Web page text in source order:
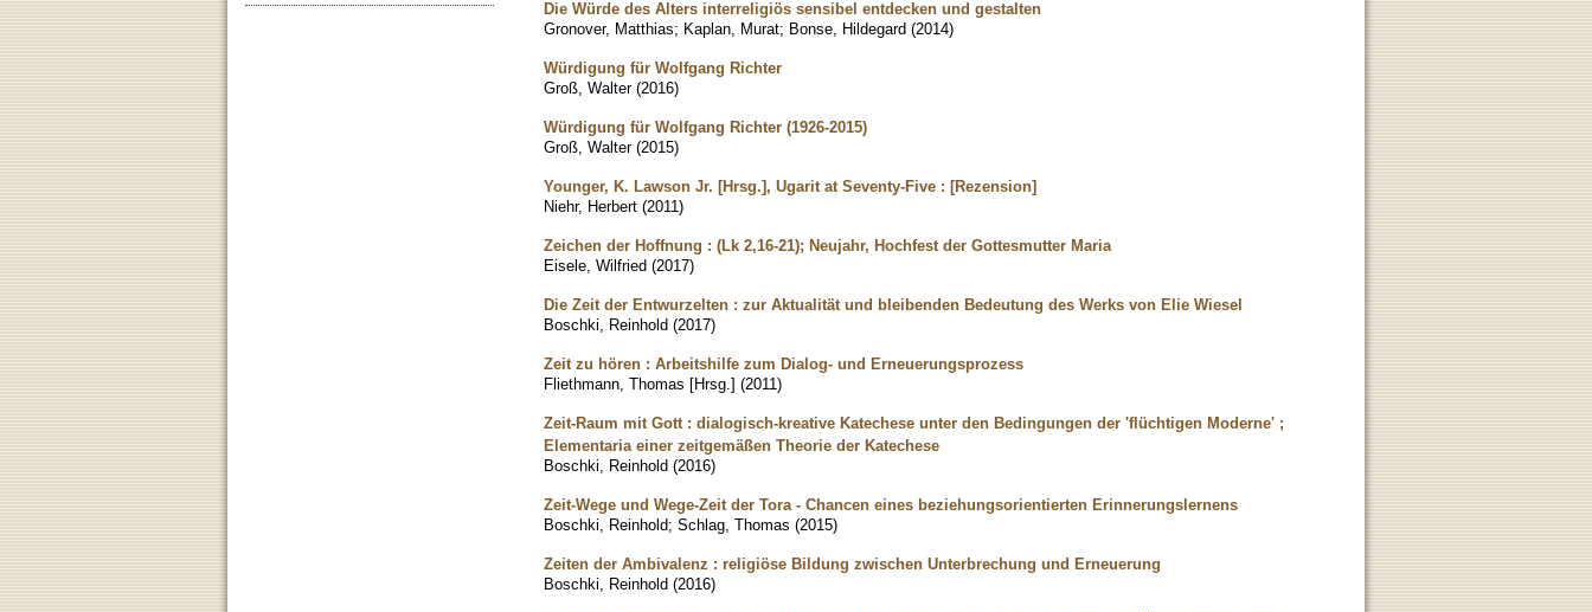
Die Würde des Alters interreligiös sensibel entdecken und gestalten
Gronover, Matthias; Kaplan, Murat; Bonse, Hildegard (2014)
Würdigung für Wolfgang Richter
Groß, Walter (2016)
Würdigung für Wolfgang Richter (1926-2015)
Groß, Walter (2015)
Younger, K. Lawson Jr. [Hrsg.], Ugarit at Seventy-Five : [Rezension]
Niehr, Herbert (2011)
Zeichen der Hoffnung : (Lk 2,16-21); Neujahr, Hochfest der Gottesmutter Maria
Eisele, Wilfried (2017)
Die Zeit der Entwurzelten : zur Aktualität und bleibenden Bedeutung des Werks von Elie Wiesel
Boschki, Reinhold (2017)
Zeit zu hören : Arbeitshilfe zum Dialog- und Erneuerungsprozess
Fliethmann, Thomas [Hrsg.] (2011)
Zeit-Raum mit Gott : dialogisch-kreative Katechese unter den Bedingungen der 'flüchtigen Moderne' ;
Elementaria einer zeitgemäßen Theorie der Katechese
Boschki, Reinhold (2016)
Zeit-Wege und Wege-Zeit der Tora - Chancen eines beziehungsorientierten Erinnerungslernens
Boschki, Reinhold; Schlag, Thomas (2015)
Zeiten der Ambivalenz : religiöse Bildung zwischen Unterbrechung und Erneuerung
Boschki, Reinhold (2016)